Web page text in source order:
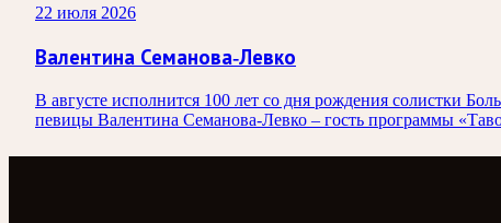
22 июля 2026
Валентина Семанова-Левко
В августе исполнится 100 лет со дня рождения солистки
певицы Валентина Семанова-Левко – гость программы